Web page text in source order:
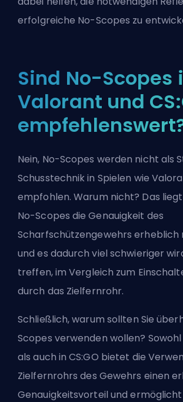
erfolgreiche No-Scopes zu
Sind No-Scopes
Valorant und
Nein, No-Scopes werden nicht als
Schusstechnik in Spielen wie
empfohlen. Warum nicht? Das
No-Scopes die Genauigkeit des
Scharfschützengewehrs erheblich
und es dadurch viel schwieriger
treffen, im Vergleich zum
durch das Zielfernrohr.
Schließlich, warum sollten Sie
Scopes verwenden wollen?
als auch in CS:GO bietet die
Zielfernrohrs des Gewehrs einen
Genauigkeitsvorteil und